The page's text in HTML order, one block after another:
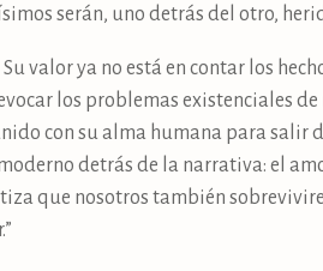
serán, uno detrás del otro,
valor ya no está en contar los
los problemas existenciales
con su alma humana para salir
detrás de la narrativa: el
que nosotros también